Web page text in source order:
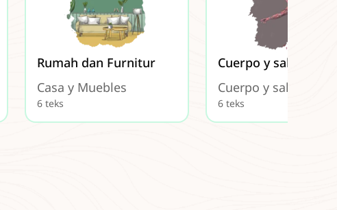
Rumah dan Furnitur
Casa y Muebles
6 teks
Cuerpo y salud
Cuerpo y salud
6 teks